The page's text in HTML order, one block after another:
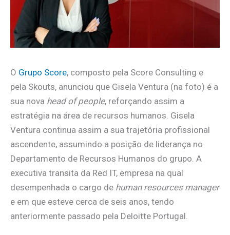
O Grupo Score, composto pela Score Consulting e
pela Skouts, anunciou que Gisela Ventura (na foto) é a
sua nova head of people, reforçando assim a
estratégia na área de recursos humanos. Gisela
Ventura continua assim a sua trajetória profissional
ascendente, assumindo a posição de liderança no
Departamento de Recursos Humanos do grupo. A
executiva transita da Red IT, empresa na qual
desempenhada o cargo de human resources manager
e em que esteve cerca de seis anos, tendo
anteriormente passado pela Deloitte Portugal.